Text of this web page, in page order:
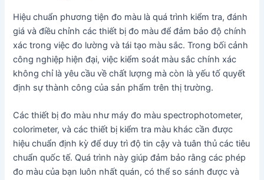
Hiệu chuẩn phương tiện đo màu là quá trình kiểm tra, đánh
giá và điều chỉnh các thiết bị đo màu để đảm bảo độ chính
xác trong việc đo lường và tái tạo màu sắc. Trong bối cảnh
công nghiệp hiện đại, việc kiểm soát màu sắc chính xác
không chỉ là yêu cầu về chất lượng mà còn là yếu tố quyết
định sự thành công của sản phẩm trên thị trường.
Các thiết bị đo màu như máy đo màu spectrophotometer,
colorimeter, và các thiết bị kiểm tra màu khác cần được
hiệu chuẩn định kỳ để duy trì độ tin cậy và tuân thủ các tiêu
chuẩn quốc tế. Quá trình này giúp đảm bảo rằng các phép
đo màu của bạn luôn nhất quán, có thể so sánh được và